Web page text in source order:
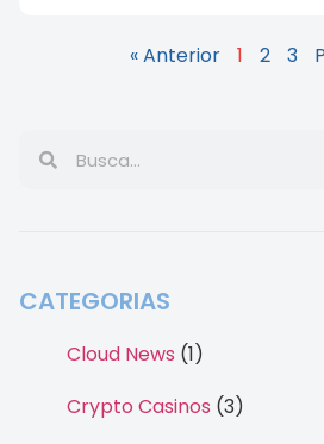
« Anterior 1 2 3
CATEGORIAS
Cloud News (1)
Crypto Casinos (3)